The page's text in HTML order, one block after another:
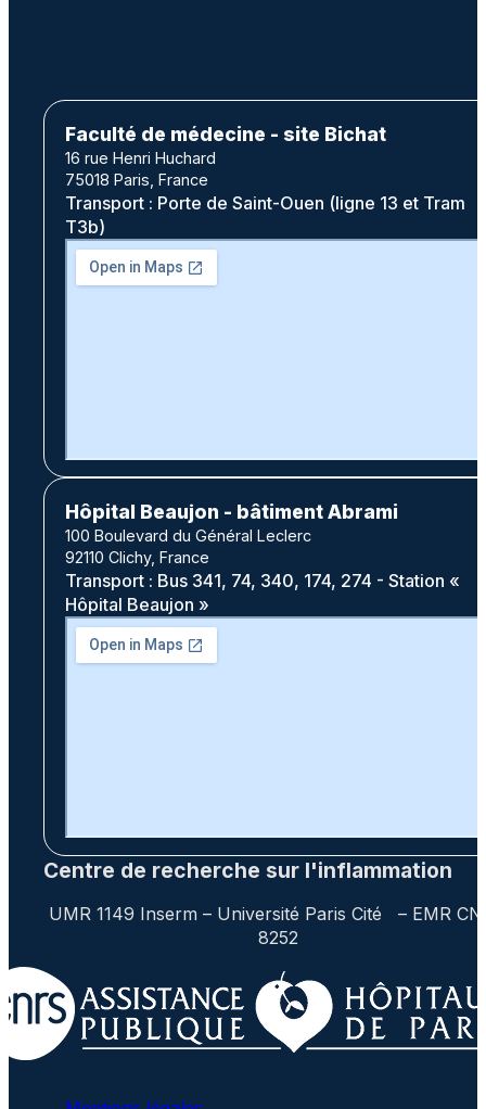
Faculté de médecine - site Bichat
16 rue Henri Huchard
75018 Paris, France
Transport : Porte de Saint-Ouen (ligne 13 et Tram
T3b)
Hôpital Beaujon - bâtiment Abrami
100 Boulevard du Général Leclerc
92110 Clichy, France
Transport : Bus 341, 74, 340, 174, 274 - Station «
Hôpital Beaujon »
Centre de recherche sur l'inflammation
UMR 1149 Inserm – Université Paris Cité – EMR
8252